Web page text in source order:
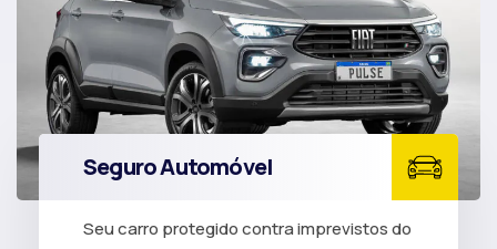
Seguro Automóvel
Seu carro protegido contra imprevistos do